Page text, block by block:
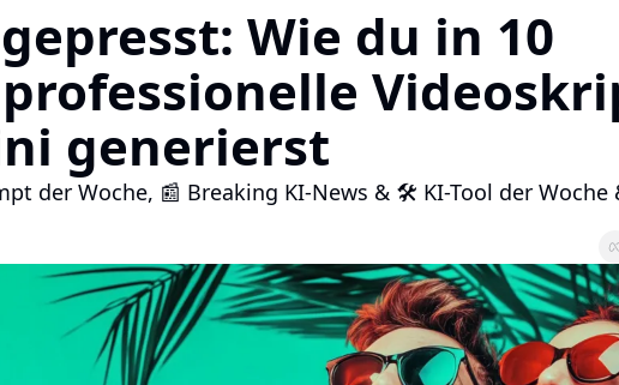
Wie du in 10
generierst
der Woche, 📰 Breaking KI-News & 🛠 KI-Tool der Woche